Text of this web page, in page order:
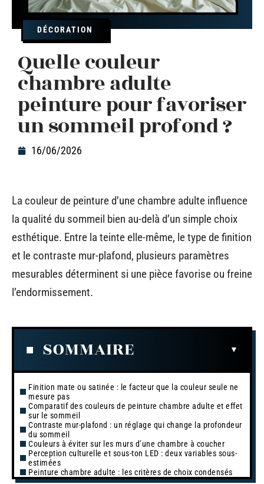
DÉCORATION
Quelle couleur
chambre adulte
peinture pour favoriser
un sommeil profond ?
16/06/2026
La couleur de peinture d’une chambre adulte influence
la qualité du sommeil bien au-delà d’un simple choix
esthétique. Entre la teinte elle-même, le type de finition
et le contraste mur-plafond, plusieurs paramètres
mesurables déterminent si une pièce favorise ou freine
l’endormissement.
SOMMAIRE
Finition mate ou satinée : le facteur que la couleur seule ne
mesure pas
Comparatif des couleurs de peinture chambre adulte et effet
sur le sommeil
Contraste mur-plafond : un réglage qui change la profondeur
du sommeil
Couleurs à éviter sur les murs d’une chambre à coucher
Perception culturelle et sous-ton LED : deux variables sous-
estimées
Peinture chambre adulte : les critères de choix condensés